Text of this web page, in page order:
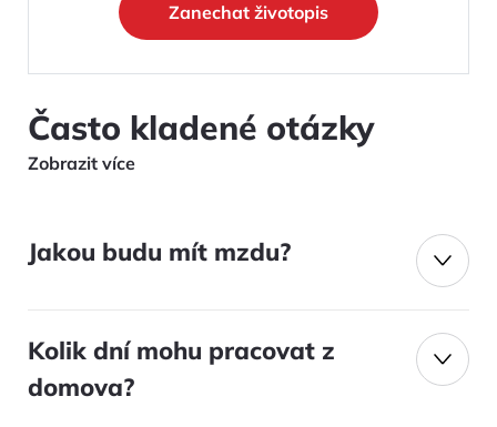
Zanechat životopis
Často kladené otázky
Zobrazit více
Jakou budu mít mzdu?
Kolik dní mohu pracovat z
domova?